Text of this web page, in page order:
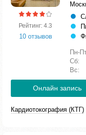
Рейтинг: 4.3
10 отзывов
Пн-
Сб:
Вс:
Онлайн запись
Кардиотокография (КТГ)